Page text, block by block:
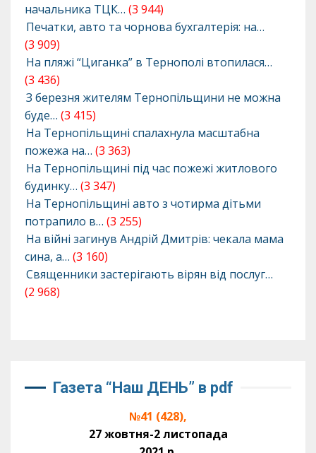
начальника ТЦК… (3 944)
Печатки, авто та чорнова бухгалтерія: на…
(3 909)
На пляжі “Циганка” в Тернополі втопилася…
(3 436)
З березня жителям Тернопільщини не можна
буде… (3 415)
На Тернопільщині спалахнула масштабна
пожежа на… (3 363)
На Тернопільщині під час пожежі житлового
будинку… (3 347)
На Тернопільщині авто з чотирма дітьми
потрапило в… (3 255)
На війні загинув Андрій Дмитрів: чекала мама
сина, а… (3 160)
Священники застерігають вірян від послуг…
(2 968)
Газета “Наш ДЕНЬ” в pdf
№41 (428),
27 жовтня-2 листопада